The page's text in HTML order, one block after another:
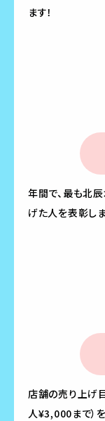
ます！
年間で、最も北
げた人を表彰しま
店舗の売り上げ
人¥3,000まで）